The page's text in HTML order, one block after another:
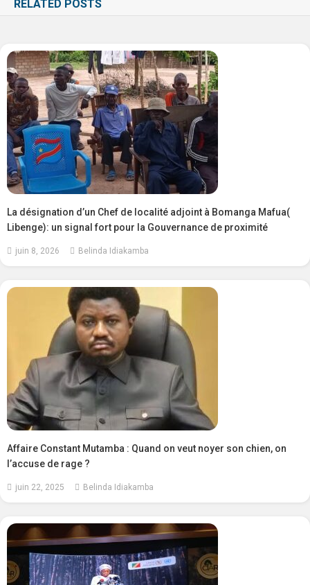
RELATED POSTS
La désignation d’un Chef de localité adjoint à Bomanga Mafua(
Libenge): un signal fort pour la Gouvernance de proximité
juin 8, 2026 Belinda Idiakamba
Affaire Constant Mutamba : Quand on veut noyer son chien, on
l’accuse de rage ?
juin 22, 2025 Belinda Idiakamba